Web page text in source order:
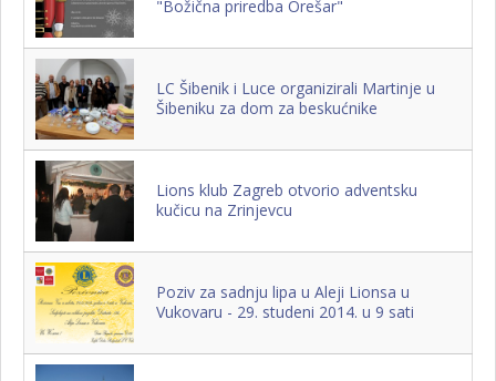
"Božična priredba Orešar"
LC Šibenik i Luce organizirali Martinje u
Šibeniku za dom za beskućnike
Lions klub Zagreb otvorio adventsku
kučicu na Zrinjevcu
Poziv za sadnju lipa u Aleji Lionsa u
Vukovaru - 29. studeni 2014. u 9 sati